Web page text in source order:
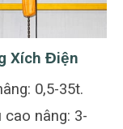
Xích Điện
0,5-35t.
cao nâng: 3-